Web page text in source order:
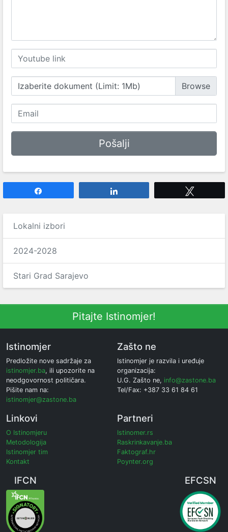
Izaberite dokument (Limit: 1Mb)
Lokalni izbori
2024-2028
Stari Grad Sarajevo
Pitajte Istinomjer!
Istinomjer
Predložite nove sadržaje za
istinomjer.ba, ili upozorite na
neodgovornost političara.
Pišite nam na:
istinomjer@zastone.ba
Zašto ne
Istinomjer je razvila i uređuje
organizacija:
U.G. Zašto ne, info@zastone.ba
Tel/Fax: +387 33 61 84 61
Linkovi
O Istinomjeru
Metodologija
Istinomjer tim
Kontakt
Partneri
Istinomer.rs
Raskrinkavanje.ba
Faktograf.hr
Poynter.org
IFCN EFCSN